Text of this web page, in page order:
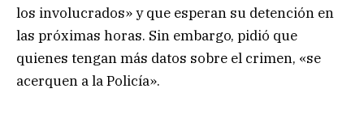
los involucrados» y que esperan su detención en
las próximas horas. Sin embargo, pidió que
quienes tengan más datos sobre el crimen, «se
acerquen a la Policía».